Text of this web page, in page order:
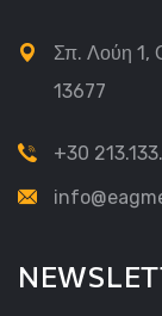
Σπ. Λούη 1,
13677
+30